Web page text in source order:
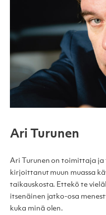
Ari Turunen
Ari Turunen on toimittaja
kirjoittanut muun muassa
taikauskosta. Ettekö te
itsenäinen jatko-osa
kuka minä olen.